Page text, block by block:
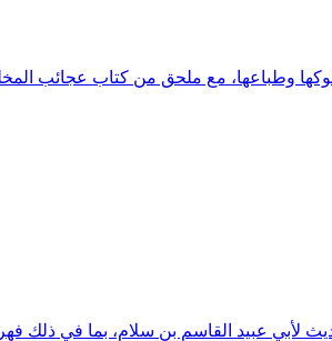
وطباعها، مع ملحق من كتاب عجائب
عبيد القاسم بن سلام، بما في ذلك فهرس